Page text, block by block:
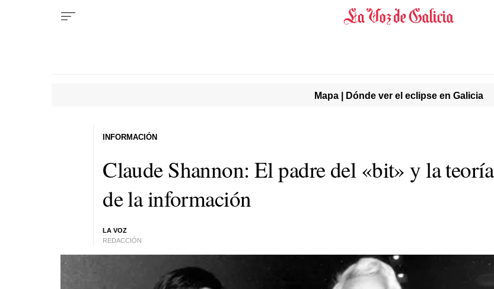
Mapa | Dónde ver el eclipse en Galicia
Claude Shannon: El padre del «bit» y la teoría
de la información
LA VOZ
REDACCIÓN
INFORMACIÓN